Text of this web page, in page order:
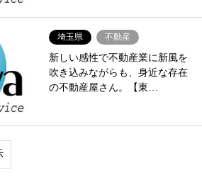
埼玉県 不動産
新しい感性で不動産業に新風を
吹き込みながらも、身近な存在
の不動産屋さん。【東…